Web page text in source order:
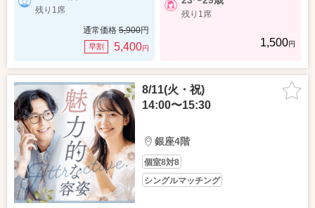
残り1席
通常価格 5,900円
早割 5,400円
残り1席
1,500円
8/11(火・祝)
14:00〜15:30
銀座4階
個室8対8
シングルマッチング